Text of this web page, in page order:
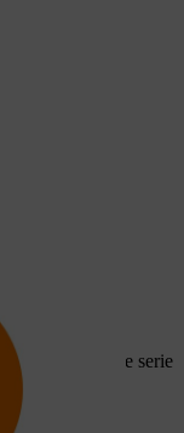
el número de serie